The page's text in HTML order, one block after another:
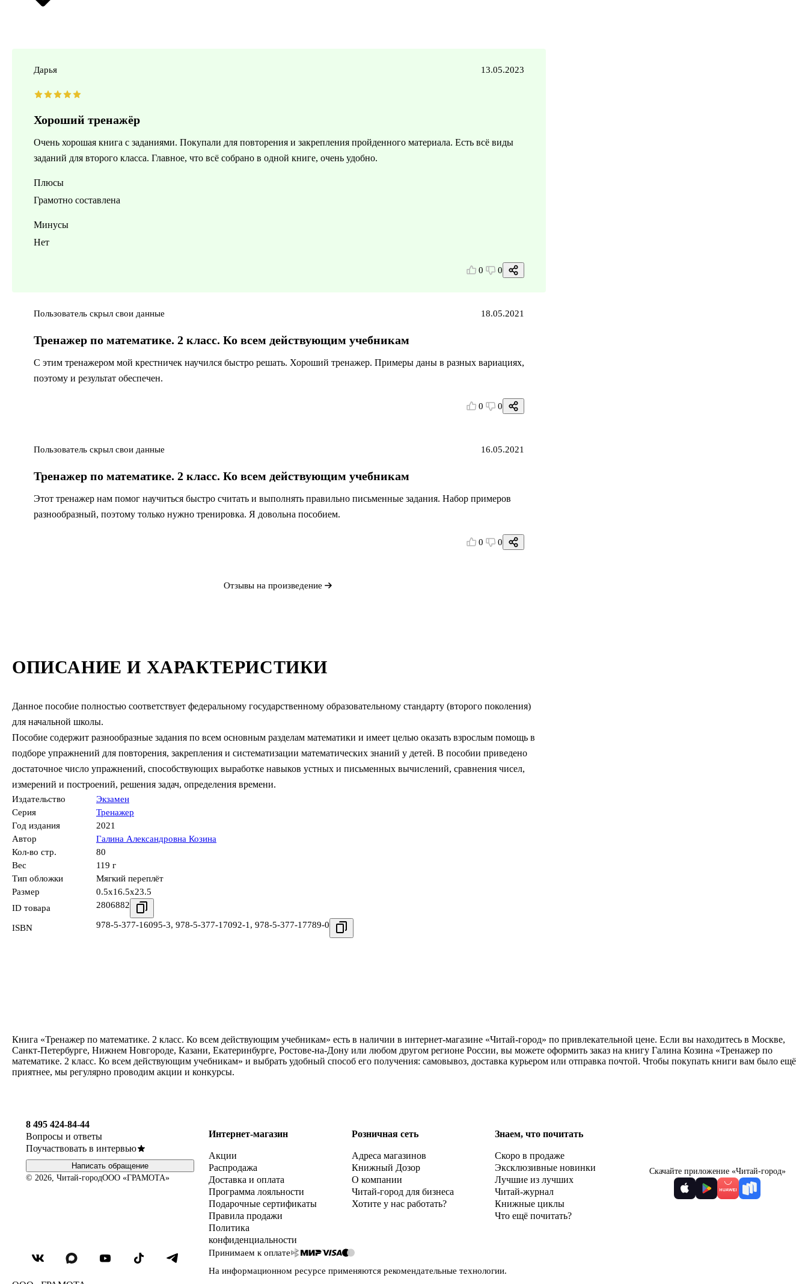
ОПИСАНИЕ И ХАРАКТЕРИСТИКИ
Данное пособие полностью соответствует федеральному государственному образовательному стандарту (второго поколения)
для начальной школы.
Пособие содержит разнообразные задания по всем основным разделам математики и имеет целью оказать взрослым помощь в
подборе упражнений для повторения, закрепления и систематизации математических знаний у детей. В пособии приведено
достаточное число упражнений, способствующих выработке навыков устных и письменных вычислений, сравнения чисел,
измерений и построений, решения задач, определения времени.
Издательство
Экзамен
Серия
Тренажер
Год издания
2021
Автор
Галина Александровна Козина
Кол-во стр.
80
Вес
119 г
Тип обложки
Мягкий переплёт
Размер
0.5x16.5x23.5
ID товара
2806882
ISBN 978-5-377-16095-3, 978-5-377-17092-1 , 978-5-377-17789-0
Дарья 13.05.2023
Хороший тренажёр
Очень хорошая книга с заданиями. Покупали для повторения и закрепления пройденного материала. Есть всё виды
заданий для второго класса. Главное, что всё собрано в одной книге, очень удобно.
Плюсы
Грамотно составлена
Минусы
Нет
0 0
Пользователь скрыл свои данные 18.05.2021
Тренажер по математике. 2 класс. Ко всем действующим учебникам
С этим тренажером мой крестничек научился быстро решать. Хороший тренажер. Примеры даны в разных вариациях,
поэтому и результат обеспечен.
0 0
Пользователь скрыл свои данные 16.05.2021
Тренажер по математике. 2 класс. Ко всем действующим учебникам
Этот тренажер нам помог научиться быстро считать и выполнять правильно письменные задания. Набор примеров
разнообразный, поэтому только нужно тренировка. Я довольна пособием.
0 0
Отзывы на произведение
Книга «Тренажер по математике. 2 класс. Ко всем действующим учебникам» есть в наличии в интернет-магазине «Читай-город» по привлекательной цене. Если вы находитесь в Москве,
Санкт-Петербурге, Нижнем Новгороде, Казани, Екатеринбурге, Ростове-на-Дону или любом другом регионе России, вы можете оформить заказ на книгу Галина Козина «Тренажер по
математике. 2 класс. Ко всем действующим учебникам» и выбрать удобный способ его получения: самовывоз, доставка курьером или отправка почтой. Чтобы покупать книги вам было ещё
приятнее, мы регулярно проводим акции и конкурсы.
8 495 424-84-44
Вопросы и ответы
Поучаствовать в интервью
Написать обращение
© 2026, Читай-городООО «ГРАМОТА»
Интернет-магазин
Акции
Распродажа
Доставка и оплата
Программа лояльности
Подарочные сертификаты
Правила продажи
Политика
конфиденциальности
Розничная сеть
Адреса магазинов
Книжный Дозор
О компании
Читай-город для бизнеса
Хотите у нас работать?
Знаем, что почитать
Скоро в продаже
Эксклюзивные новинки
Лучшие из лучших
Читай-журнал
Книжные циклы
Что ещё почитать?
Принимаем к оплате
На информационном ресурсе применяются рекомендательные технологии.
Скачайте приложение «Читай-город»